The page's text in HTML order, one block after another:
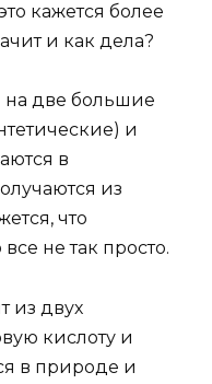
кажется более
и как дела?
на две большие
и
в
из
что
не так просто.
из двух
кислоту и
в природе и